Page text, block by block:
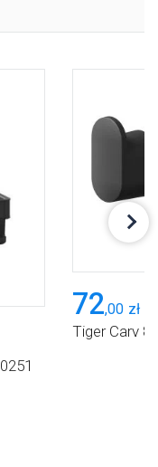
72,00 zł
Tiger Carv